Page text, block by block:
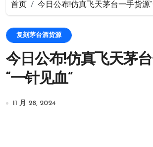
首页 今日公布!仿真飞天茅台一手货源
复刻茅台酒货源
今日公布!仿真飞天茅
“一针见血”
11 月 28, 2024